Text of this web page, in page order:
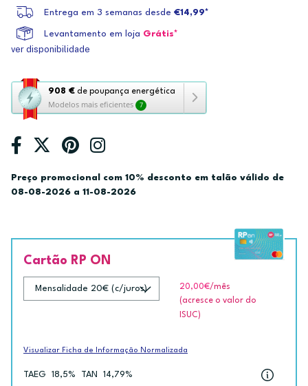
Entrega em 3 semanas desde €14,99*
Levantamento em loja Grátis*
ver disponibilidade
908 € de poupança energética
Modelos mais eficientes 7
Esta
ação
abre
a
ferramenta
de
poupança
Preço promocional com 10% desconto em talão válido de
08-08-2026 a 11-08-2026
Cartão RP ON
20,00€/mês
(acresce o valor do
ISUC)
Visualizar Ficha de Informação Normalizada
TAEG 18,5% TAN 14,79%